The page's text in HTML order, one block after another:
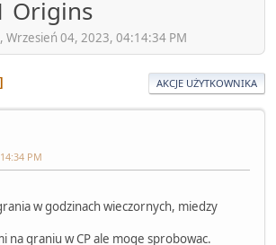
Origins
Wrzesień 04, 2023, 04:14:34 PM
AKCJE UŻYTKOWNIKA
PM
w godzinach wieczornych, miedzy
na graniu w CP ale moge sprobowac.